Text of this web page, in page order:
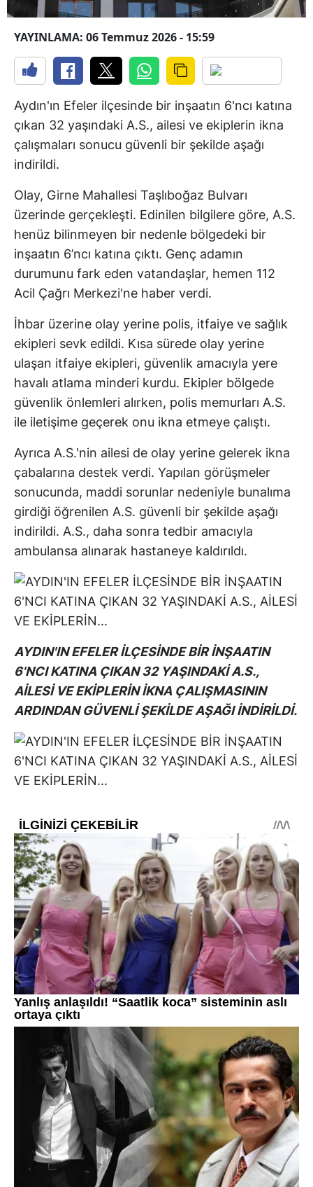
YAYINLAMA: 06 Temmuz 2026 - 15:59
Aydın'ın Efeler ilçesinde bir inşaatın 6'ncı katına
çıkan 32 yaşındaki A.S., ailesi ve ekiplerin ikna
çalışmaları sonucu güvenli bir şekilde aşağı
indirildi.
Olay, Girne Mahallesi Taşlıboğaz Bulvarı
üzerinde gerçekleşti. Edinilen bilgilere göre, A.S.
henüz bilinmeyen bir nedenle bölgedeki bir
inşaatın 6’ncı katına çıktı. Genç adamın
durumunu fark eden vatandaşlar, hemen 112
Acil Çağrı Merkezi'ne haber verdi.
İhbar üzerine olay yerine polis, itfaiye ve sağlık
ekipleri sevk edildi. Kısa sürede olay yerine
ulaşan itfaiye ekipleri, güvenlik amacıyla yere
havalı atlama minderi kurdu. Ekipler bölgede
güvenlik önlemleri alırken, polis memurları A.S.
ile iletişime geçerek onu ikna etmeye çalıştı.
Ayrıca A.S.'nin ailesi de olay yerine gelerek ikna
çabalarına destek verdi. Yapılan görüşmeler
sonucunda, maddi sorunlar nedeniyle bunalıma
girdiği öğrenilen A.S. güvenli bir şekilde aşağı
indirildi. A.S., daha sonra tedbir amacıyla
ambulansa alınarak hastaneye kaldırıldı.
AYDIN'IN EFELER İLÇESİNDE BİR İNŞAATIN
6'NCI KATINA ÇIKAN 32 YAŞINDAKİ A.S.,
AİLESİ VE EKİPLERİN İKNA ÇALIŞMASININ
ARDINDAN GÜVENLİ ŞEKİLDE AŞAĞI İNDİRİLDİ.